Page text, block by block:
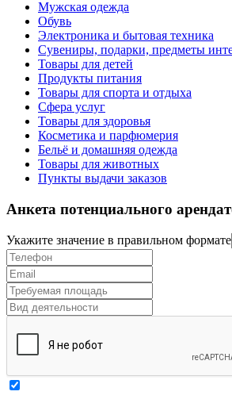
Мужская одежда
Обувь
Электроника и бытовая техника
Сувениры, подарки, предметы
Товары для детей
Продукты питания
Товары для спорта и отдыха
Сфера услуг
Товары для здоровья
Косметика и парфюмерия
Бельё и домашняя одежда
Товары для животных
Пункты выдачи заказов
Анкета потенциального
Укажите значение в правильном формате